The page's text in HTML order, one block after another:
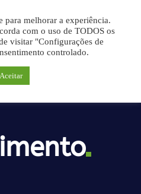
para melhorar a experiência.
com o uso de TODOS os
visitar "Configurações de
controlado.
Aceitar